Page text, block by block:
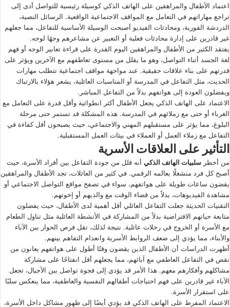
اعتماد الأطفال والمراهقين على الهاتف الذكي كوسيلة رئيسية للتواصل أدى إلى
تراجع مهاراتهم في التعامل مع المواقف الاجتماعية الواقعية. الرسائل النصية،
الدردشة الفورية، ومحادثات الفيديو أصبحت الوسيلة الأساسية للتفاعل، مما جعلهم
غير قادرين على إدارة محادثات فعلية أو التعبير عن مشاعرهم وجهًا لوجه.
يفتقد الكثير من الأطفال والمراهقين اليوم القدرة على قراءة تعابير الوجه أو فهم
لغة الجسد أثناء التواصل، وهو ما يقلل من مستوى تعاطفهم مع الآخرين ويؤثر على
قدرتهم على بناء علاقات حقيقية. عند مواجهة مواقف اجتماعية تتطلب مهارات
الحديث، مثل التفاعل في المدرسة أو المناسبات العائلية، يشعر هؤلاء بالارتباك
ويفضلون العودة إلى هواتفهم بدلاً من التفاعل المباشر.
الاعتماد على الهاتف الذكي يجعل الأطفال أكثر انطوائية وأقل قدرة على التعامل مع
الغرباء أو حتى مع زملائهم في المدرسة. هذه المشكلة قد تستمر حتى مرحلة
البلوغ، مما يؤثر على مستقبلهم المهني والاجتماعي، حيث يصبحون أقل كفاءة في
التفاعل مع زملاء العمل أو العملاء في بيئات العمل المستقبلية.
التأثير على العلاقات الأسرية
من أخطر سلبيات الهاتف الذكي أنه قلل من جودة التفاعل بين أفراد الأسرة، حيث
أصبح كل فرد منشغلًا بعالمه الرقمي. في كثير من العائلات، تجد الأطفال والمراهقين
يقضون ساعات طويلة على هواتفهم، سواء في تصفح مواقع التواصل الاجتماعي أو
مشاهدة الفيديوهات، بدلاً من قضاء الوقت مع والديهم أو إخوتهم.
التقنيات الحديثة جعلت التفاعل العائلي أقل أهمية لدى الأطفال، حيث يفضلون
متابعة حياتهم الافتراضية بدلاً من المشاركة في الأنشطة العائلية مثل تناول الطعام
مع الأسرة أو الخروج في رحلات عائلية. نتيجة لذلك، تقل فرص الحوار بين الآباء
والأبناء، مما يؤدي إلى ضعف الروابط الأسرية وانعدام التفاهم بينهم.
أظهرت الدراسات أن الأطفال الذين يقضون وقتًا أطول على هواتفهم يعانون من
نقص في التفاعل العاطفي مع آبائهم، مما يجعلهم أقل انفتاحًا على مشاركة
مشاكلهم وأفكارهم معهم. هذا الأمر قد يؤدي إلى فجوة تواصل بين الأجيال، تجعل
الآباء غير قادرين على فهم احتياجات أطفالهم النفسية والعاطفية، مما ينعكس سلبًا
على استقرار الأسرة.
الاعتماد المفرط على الهاتف الذكي قد يؤدي أيضًا إلى ظهور مشاكل داخل الأسرة،